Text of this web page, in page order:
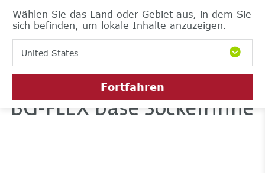
Wählen Sie das Land oder Gebiet aus, in dem Sie
sich befinden, um lokale Inhalte anzuzeigen.
United States
Fortfahren
BG-FLEX base Sockelrinne